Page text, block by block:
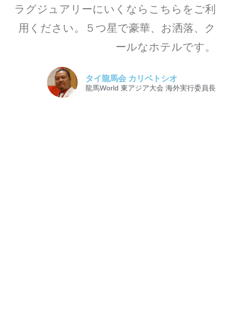
ラグジュアリーにいくならこちらをご利
用ください。５つ星で豪華、お洒落、ク
ールなホテルです。
タイ龍馬会 カリベトシオ
龍馬World 東アジア大会 海外実行委員長